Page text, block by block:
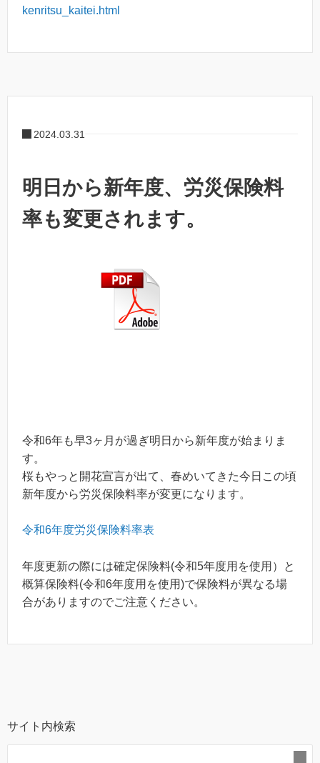
kenritsu_kaitei.html
2024.03.31
明日から新年度、労災保険料
率も変更されます。
令和6年も早3ヶ月が過ぎ明日から新年度が始まりま
す。
桜もやっと開花宣言が出て、春めいてきた今日この頃
新年度から労災保険料率が変更になります。
令和6年度労災保険料率表
年度更新の際には確定保険料(令和5年度用を使用）と
概算保険料(令和6年度用を使用)で保険料が異なる場
合がありますのでご注意ください。
サイト内検索